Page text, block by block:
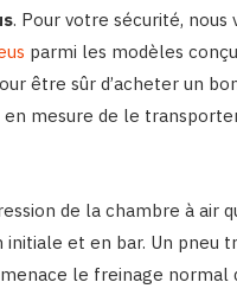
. Pour votre sécurité, nous
parmi les modèles
être sûr d’acheter un
en mesure de le
de la chambre à air
et en bar. Un pneu
le freinage